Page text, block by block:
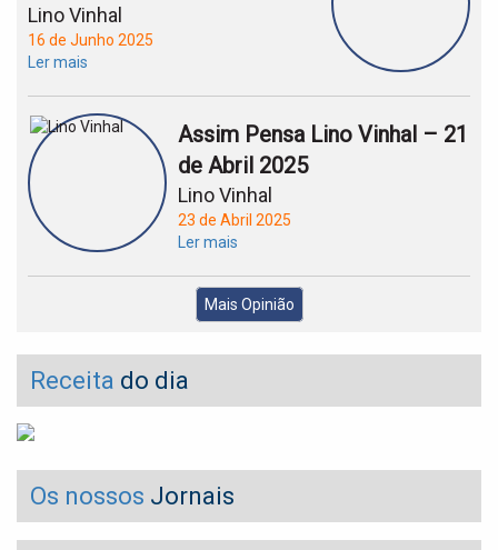
Lino Vinhal
16 de Junho 2025
Ler mais
Assim Pensa Lino Vinhal – 21
de Abril 2025
Lino Vinhal
23 de Abril 2025
Ler mais
Mais Opinião
Receita do dia
Os nossos Jornais